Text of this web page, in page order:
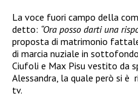
La voce fuori campo della
detto: “Ora posso darti una
proposta di matrimonio
di marcia nuziale in
Ciufoli e Max Pisu vestito da
Alessandra, la quale però si è
tv.